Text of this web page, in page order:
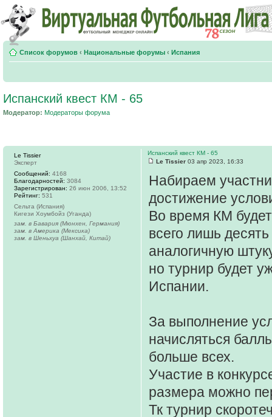
Список форумов ‹ Национальные форумы ‹ Испания
Испанский квест КМ - 65
Модератор: Модераторы форума
Испанский квест КМ - 65
Le Tissier 03 апр 2023, 16:33
Набираем
достижение
Во время КМ
всего лишь
аналогичную
но турнир будет
Испании.
За выполнение
начисляться
больше всех.
Участие в
размера можно
Тк турнир
Le Tissier
Эксперт
Сообщений: 4168
Благодарностей: 3084
Зарегистрирован: 26 июн 2006, 13:52
Рейтинг: 531
Сельта (Испания)
Кигези Хоумбойз (Уганда)
зам. в Бавария (Мюнхен, Германия)
зам. в Америка (Мексика)
зам. в Шеньхуа (Шанхай, Китай)